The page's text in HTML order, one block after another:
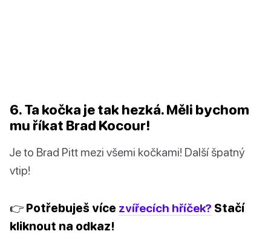
6. Ta kočka je tak hezká. Měli bychom
mu říkat Brad Kocour!
Je to Brad Pitt mezi všemi kočkami! Další špatný
vtip!
👉 Potřebuješ více zvířecích hříček? Stačí
kliknout na odkaz!